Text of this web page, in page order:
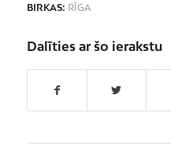
BIRKAS: RĪGA
Dalīties ar šo ierakstu